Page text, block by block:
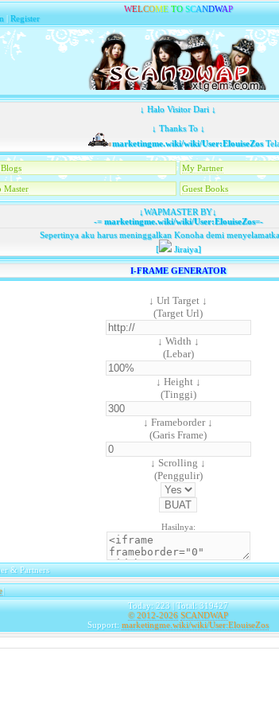
WELCOME TO SCANDWAP
|Register
↓ Halo Visitor Dari ↓
↓ Thanks To ↓
marketingme.wiki/wiki/User:ElouiseZosTelah
My Partner
Master Guest Books
↓WAPMASTER BY↓
-=marketingme.wiki/wiki/User:ElouiseZos=-
Sepertinya aku harus meninggalkan Konoha demi
[
Jiraiya]
I-FRAME GENERATOR
↓ Url Target ↓
(Target Url)
↓ Width ↓
(Lebar)
↓ Height ↓
(Tinggi)
↓ Frameborder ↓
(Garis Frame)
↓ Scrolling ↓
(Penggulir)
Hasilnya:
& Partners
|
Today: 223 | Total: 319427
© 2012-2026 SCANDWAP
Support: marketingme.wiki/wiki/User:ElouiseZos